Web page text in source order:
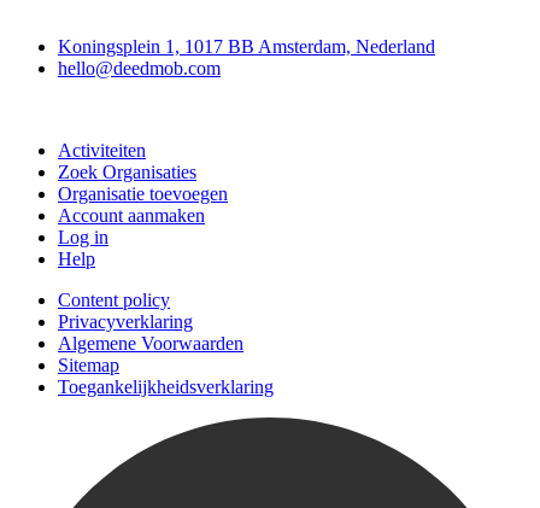
Koningsplein 1, 1017 BB Amsterdam, Nederland
hello@deedmob.com
Activiteiten
Zoek Organisaties
Organisatie toevoegen
Account aanmaken
Log in
Help
Content policy
Privacyverklaring
Algemene Voorwaarden
Sitemap
Toegankelijkheidsverklaring